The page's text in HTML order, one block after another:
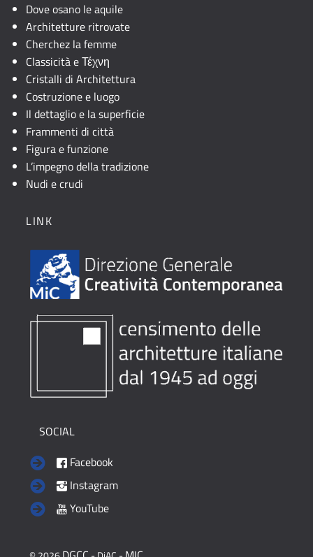
Dove osano le aquile
Architetture ritrovate
Cherchez la femme
Classicità e Τέχνη
Cristalli di Architettura
Costruzione e luogo
Il dettaglio e la superficie
Frammenti di città
Figura e funzione
L’impegno della tradizione
Nudi e crudi
LINK
SOCIAL
Facebook
Instagram
YouTube